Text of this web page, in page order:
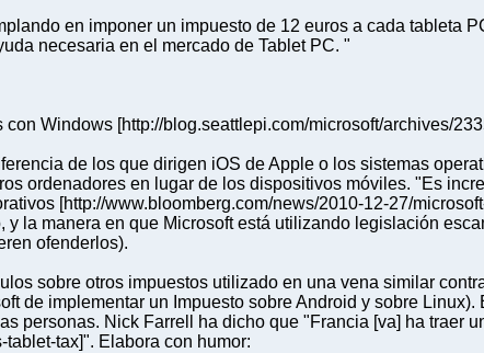
en imponer un impuesto de 12 euros a cada tableta
necesaria en el mercado de Tablet PC. "
Windows [http://blog.seattlepi.com/microsoft/archives/
de los que dirigen iOS de Apple o los sistemas
ordenadores en lugar de los dispositivos móviles. "Es
[http://www.bloomberg.com/news/2010-12-27/
la manera en que Microsoft está utilizando legislación
ofenderlos).
sobre otros impuestos utilizado en una vena similar
de implementar un Impuesto sobre Android y sobre
personas. Nick Farrell ha dicho que "Francia [va] ha traer
tax]". Elabora con humor: